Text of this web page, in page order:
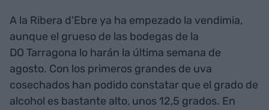
A la Ribera d'Ebre ya ha empezado la vendimia,
aunque el grueso de las bodegas de la
DO Tarragona lo harán la última semana de
agosto. Con los primeros grandes de uva
cosechados han podido constatar que el grado de
alcohol es bastante alto, unos 12,5 grados. En